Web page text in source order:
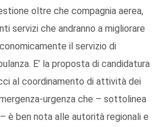
oltre che compagnia aerea,
servizi che andranno a migliorare
il servizio di
E’ la proposta di candidatura
al coordinamento di attività dei
urgenza che – sottolinea
è ben nota alle autorità regionali e